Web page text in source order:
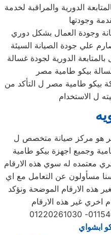
الدورية والمراقبة لخدمة
وجودتها
وجودة العمال بشكل دوري
علي جودة الصيانة السيئة
الدورية لجودة غسالة
بيكو طامية مصر
بيكو طامية مصر ل التأكد من
ل الاستخدام
هو مركز صيانة متخصص ل
وجميع اجهزة بيكو طامية
معتمده له سوي هذه الارقام
– ونحن لسنا مسأولون عن التعامل مع اي
هذه الارقام الموضحة ونؤكد
اخري غير هذه الارقام
ابشواي